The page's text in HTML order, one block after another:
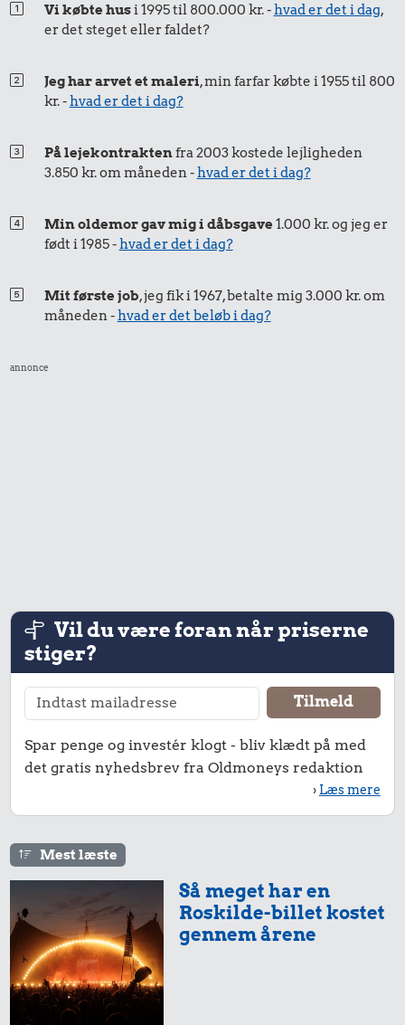
Vi købte husi 1995 til 800.000 kr. -hvad er det i dag,
er det steget eller faldet?
Jeg har arvet et maleri, min farfar købte i 1955 til 800
kr. -hvad er det i dag?
På lejekontraktenfra 2003 kostede lejligheden
3.850 kr. om måneden -hvad er det i dag?
Min oldemor gav mig i dåbsgave1.000 kr. og jeg er
født i 1985 -hvad er det i dag?
Mit første job, jeg fik i 1967, betalte mig 3.000 kr. om
måneden -hvad er det beløb i dag?
annonce
Vil du være foran når priserne
stiger?
Spar penge og investér klogt - bliv klædt på med
det gratis nyhedsbrev fra Oldmoneys redaktion
› Læs mere
Mest læste
Så meget har en
Roskilde-billet kostet
gennem årene